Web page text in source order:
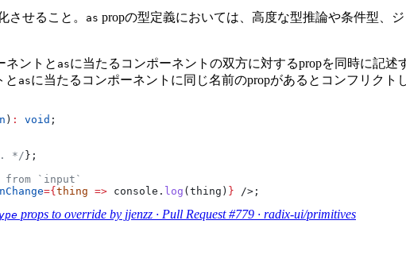
させること。 as propの型定義においては、高度な型推論や条件型、
ネントと asに当たるコンポーネントの双方に対するpropを同時に記
と asに当たるコンポーネントに同じ名前のpropがあるとコンフリクト
) : void ;
*/};
from `input`
={thing => console. log (thing) } />;
props to override by jjenzz · Pull Request #779 · radix-ui/primitives